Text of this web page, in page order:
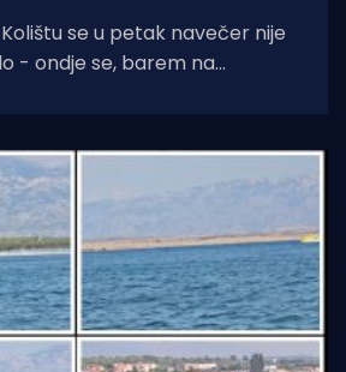
Kolištu se u petak navečer nije
- ondje se, barem na